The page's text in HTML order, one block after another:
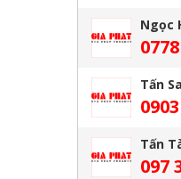
Ngọc
Tấn
Tấn
097